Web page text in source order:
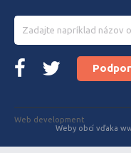
Web development
Weby obcí vďaka